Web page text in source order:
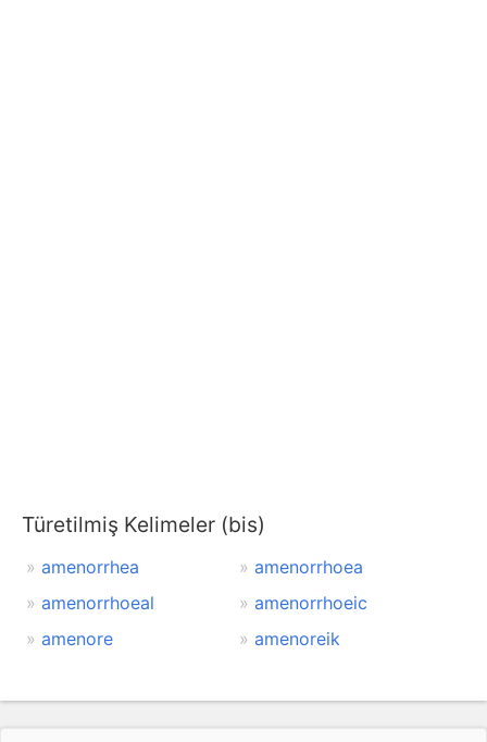
Türetilmiş Kelimeler (bis)
amenorrhea
amenorrhoea
amenorrhoeal
amenorrhoeic
amenore
amenoreik